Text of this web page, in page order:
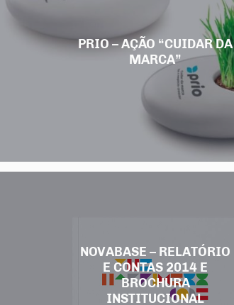
PRIO – AÇÃO “CUIDAR DA
MARCA”
NOVABASE – RELATÓRIO
E CONTAS 2014 E
BROCHURA
INSTITUCIONAL